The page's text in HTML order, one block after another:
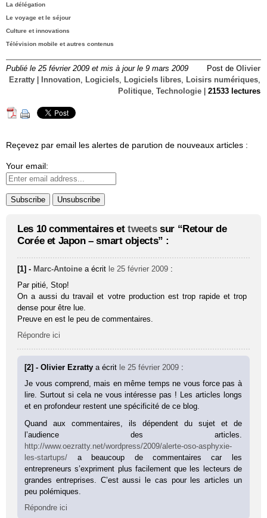
La délégation
Le voyage et le séjour
Culture et innovations
Télévision mobile et autres contenus
Publié le 25 février 2009 et mis à jour le 9 mars 2009 Post de Olivier
Ezratty
Innovation Logiciels Logiciels libres Loisirs numériques
Politique Technologie 21533 lectures
Reçevez par email les alertes de parution de nouveaux articles :
Your email:
Les 10 commentaires et tweetssur “Retour de
Corée et Japon – smart objects” :
[1] - Marc-Antoine a écrit le 25 février 2009 :
Par pitié, Stop!
On a aussi du travail et votre production est trop rapide et trop
dense pour être lue.
Preuve en est le peu de commentaires.
Répondre ici
[2] - Olivier Ezrattya écrit le 25 février 2009 :
Je vous comprend, mais en même temps ne vous force pas à
lire. Surtout si cela ne vous intéresse pas ! Les articles longs
et en profondeur restent une spécificité de ce blog.
Quand aux commentaires, ils dépendent du sujet et de
l’audience des articles.
http://www.oezratty.net/wordpress/2009/alerte-oso-asphyxie-
les-startups/ a beaucoup de commentaires car les
entrepreneurs s’expriment plus facilement que les lecteurs de
grandes entreprises. C’est aussi le cas pour les articles un
peu polémiques.
Répondre ici